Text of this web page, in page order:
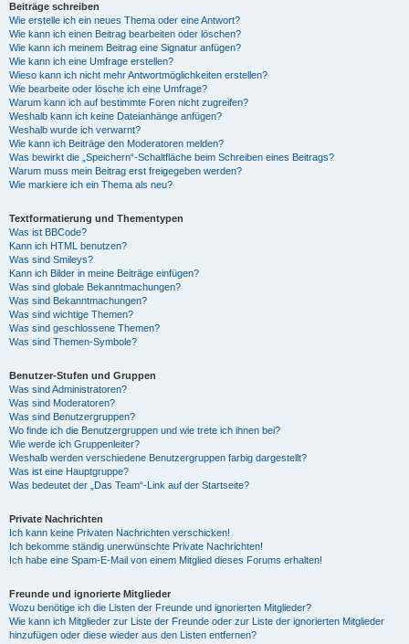
Beiträge schreiben
Wie erstelle ich ein neues Thema oder eine Antwort?
Wie kann ich einen Beitrag bearbeiten oder löschen?
Wie kann ich meinem Beitrag eine Signatur anfügen?
Wie kann ich eine Umfrage erstellen?
Wieso kann ich nicht mehr Antwortmöglichkeiten erstellen?
Wie bearbeite oder lösche ich eine Umfrage?
Warum kann ich auf bestimmte Foren nicht zugreifen?
Weshalb kann ich keine Dateianhänge anfügen?
Weshalb wurde ich verwarnt?
Wie kann ich Beiträge den Moderatoren melden?
Was bewirkt die „Speichern“-Schaltfläche beim Schreiben eines Beitrags?
Warum muss mein Beitrag erst freigegeben werden?
Wie markiere ich ein Thema als neu?
Textformatierung und Thementypen
Was ist BBCode?
Kann ich HTML benutzen?
Was sind Smileys?
Kann ich Bilder in meine Beiträge einfügen?
Was sind globale Bekanntmachungen?
Was sind Bekanntmachungen?
Was sind wichtige Themen?
Was sind geschlossene Themen?
Was sind Themen-Symbole?
Benutzer-Stufen und Gruppen
Was sind Administratoren?
Was sind Moderatoren?
Was sind Benutzergruppen?
Wo finde ich die Benutzergruppen und wie trete ich ihnen bei?
Wie werde ich Gruppenleiter?
Weshalb werden verschiedene Benutzergruppen farbig dargestellt?
Was ist eine Hauptgruppe?
Was bedeutet der „Das Team“-Link auf der Startseite?
Private Nachrichten
Ich kann keine Privaten Nachrichten verschicken!
Ich bekomme ständig unerwünschte Private Nachrichten!
Ich habe eine Spam-E-Mail von einem Mitglied dieses Forums erhalten!
Freunde und ignorierte Mitglieder
Wozu benötige ich die Listen der Freunde und ignorierten Mitglieder?
Wie kann ich Mitglieder zur Liste der Freunde oder zur Liste der ignorierten Mitglieder
hinzufügen oder diese wieder aus den Listen entfernen?